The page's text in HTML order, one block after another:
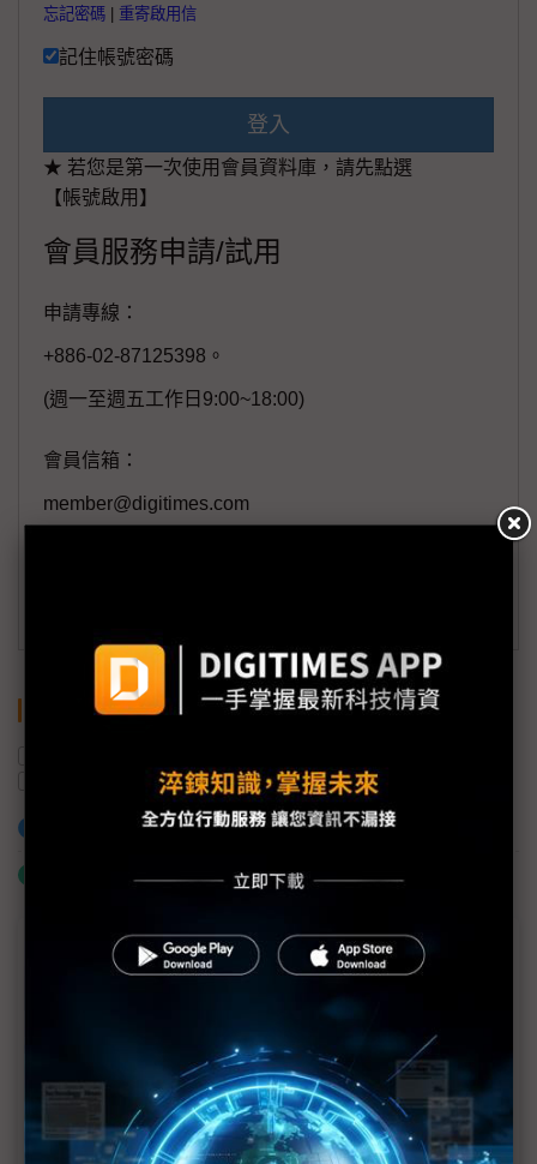
忘記密碼 重寄啟用信
記住帳號密碼
登入
★ 若您是第一次使用會員資料庫，請先點選
【帳號啟用】
會員服務申請/試用
申請專線：
+886-02-87125398。
(週一至週五工作日9:00~18:00)
會員信箱：
member@digitimes.com
關鍵字
加入已選取到「關鍵字追蹤」
什麼是「關鍵字追蹤」
議題精選－關稅試煉下的東南亞四國
導論：川普關稅掃射東南亞 如何解讀台廠供應鏈變
川普1.0視越南為重鎮 2.0還是嗎？
轉攻IC設計 馬來西亞力求擺脫「中等收入」